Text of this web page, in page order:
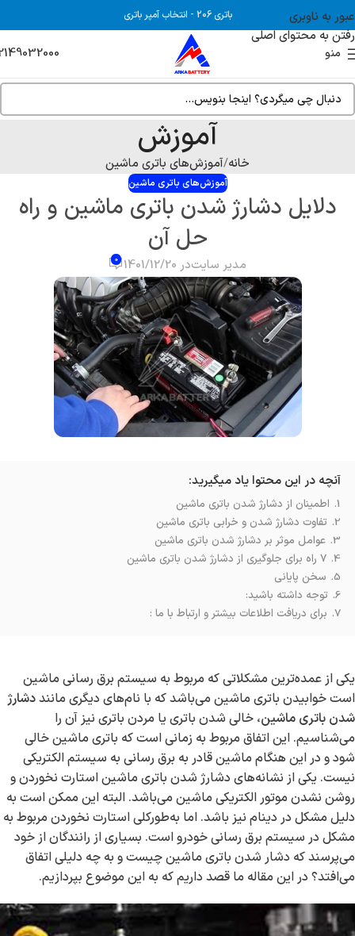
عبور به ناوبری
رفتن به محتوای اصلی
باتری 206 - انتخاب آمپر باتری
منو
آموزش
خانه آموزش‌های باتری ماشین
آموزش‌های باتری ماشین
دلایل دشارژ شدن باتری ماشین و راه
حل آن
مدیر سایتدر 1401/12/20 0
آنچه در این محتوا یاد میگیرید:
1. اطمینان از دشارژ شدن باتری ماشین
2. تفاوت دشارژ شدن و خرابی باتری ماشین
3. عوامل موثر بر دشارژ شدن باتری ماشین
4. ۷ راه برای جلوگیری از دشارژ شدن باتری ماشین
5. سخن پایانی
6. توجه داشته باشید:
7. برای دریافت اطلاعات بیشتر و ارتباط با ما :
یکی از عمده‌ترین مشکلاتی که مربوط به سیستم برق رسانی ماشین
است خوابیدن باتری ماشین ‌می‌باشد که با نام‌های دیگری ماننددشارژ
شدن باتری ماشین، خالی شدن باتری یا مردن باتری نیز آن را
می‌شناسیم. این اتفاق مربوط به زمانی است که باتری ماشین خالی
شود و در این هنگام ماشین قادر به برق رسانی به سیستم الکتریکی
نیست. یکی از نشانه‌های دشارژ شدن باتری ماشین استارت نخوردن و
روشن نشدن موتور الکتریکی ماشین می‌باشد. البته این ممکن است به
دلیل مشکل در دینام نیز باشد. اما به‌طورکلی استارت نخوردن مربوط به
مشکل در سیستم برق رسانی خودرو است. بسیاری از رانندگان از خود
می‌پرسند که دشار شدن باتری ماشین چیست و به چه دلیلی اتفاق
می‌افتد؟ در این مقاله ما قصد داریم که به این موضوع بپردازیم.